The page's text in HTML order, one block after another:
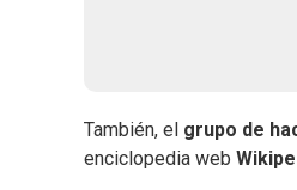
También, el grupo de
enciclopedia web